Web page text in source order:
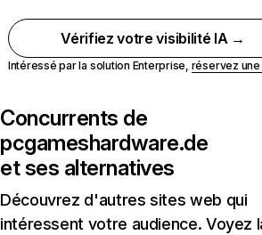
Vérifiez votre visibilité IA →
Intéressé par la solution Enterprise, réservez
Concurrents de
pcgameshardware.de
et ses alternatives
Découvrez d'autres sites web qui
intéressent votre audience. Voyez